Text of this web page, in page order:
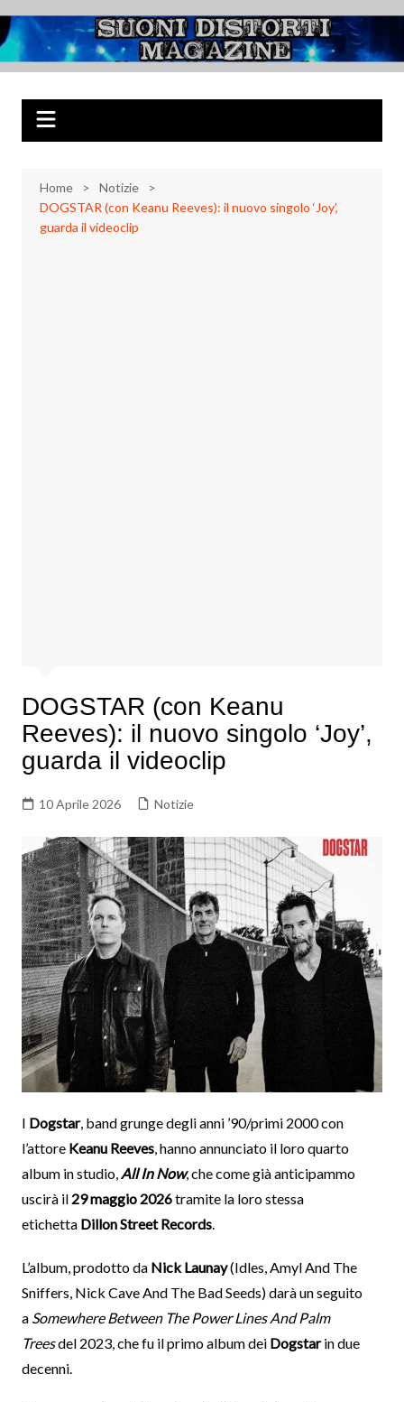
al
contenuto
Suoni Distorti
Magazine
Musica Rock, Metal, Punk e varie sonorità alternative
Home
Notizie
DOGSTAR (con Keanu Reeves): il nuovo singolo ‘Joy’,
guarda il videoclip
DOGSTAR (con Keanu
Reeves): il nuovo singolo ‘Joy’,
guarda il videoclip
10 Aprile 2026 Notizie
I Dogstar, band grunge degli anni ’90/primi 2000 con
l’attoreKeanu Reeves, hanno annunciato il loro quarto
album in studio,All In Now, che come già anticipammo
uscirà il 29 maggio 2026tramite la loro stessa
etichetta Dillon Street Records.
L’album, prodotto da Nick Launay(Idles, Amyl And The
Sniffers, Nick Cave And The Bad Seeds) darà un seguito
a Somewhere Between The Power Lines And Palm
Treesdel 2023, che fu il primo album dei Dogstarin due
decenni.